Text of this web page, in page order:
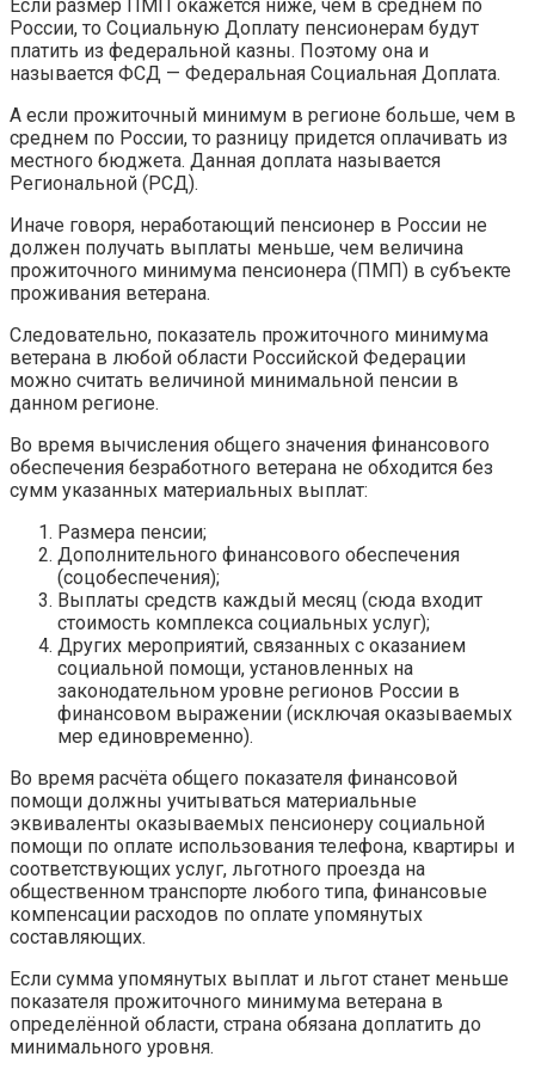
Если размер ПМП окажется ниже, чем в среднем по
России, то Социальную Доплату пенсионерам будут
платить из федеральной казны. Поэтому она и
называется ФСД — Федеральная Социальная Доплата.
А если прожиточный минимум в регионе больше, чем в
среднем по России, то разницу придется оплачивать из
местного бюджета. Данная доплата называется
Региональной (РСД).
Иначе говоря, неработающий пенсионер в России не
должен получать выплаты меньше, чем величина
прожиточного минимума пенсионера (ПМП) в субъекте
проживания ветерана.
Следовательно, показатель прожиточного минимума
ветерана в любой области Российской Федерации
можно считать величиной минимальной пенсии в
данном регионе.
Во время вычисления общего значения финансового
обеспечения безработного ветерана не обходится без
сумм указанных материальных выплат:
Размера пенсии;
Дополнительного финансового обеспечения
(соцобеспечения);
Выплаты средств каждый месяц (сюда входит
стоимость комплекса социальных услуг);
Других мероприятий, связанных с оказанием
социальной помощи, установленных на
законодательном уровне регионов России в
финансовом выражении (исключая оказываемых
мер единовременно).
Во время расчёта общего показателя финансовой
помощи должны учитываться материальные
эквиваленты оказываемых пенсионеру социальной
помощи по оплате использования телефона, квартиры и
соответствующих услуг, льготного проезда на
общественном транспорте любого типа, финансовые
компенсации расходов по оплате упомянутых
составляющих.
Если сумма упомянутых выплат и льгот станет меньше
показателя прожиточного минимума ветерана в
определённой области, страна обязана доплатить до
минимального уровня.